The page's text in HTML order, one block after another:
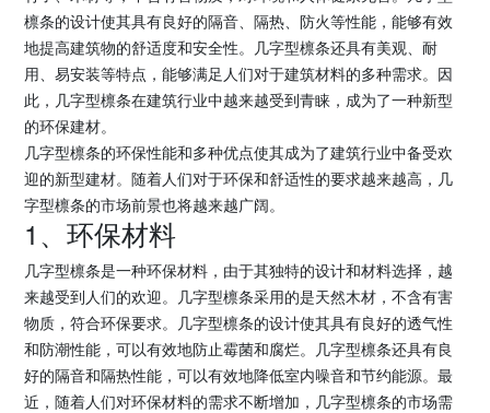
檩条的设计使其具有良好的隔音、隔热、防火等性能，能够有效
地提高建筑物的舒适度和安全性。几字型檩条还具有美观、耐
用、易安装等特点，能够满足人们对于建筑材料的多种需求。因
此，几字型檩条在建筑行业中越来越受到青睐，成为了一种新型
的环保建材。
几字型檩条的环保性能和多种优点使其成为了建筑行业中备受欢
迎的新型建材。随着人们对于环保和舒适性的要求越来越高，几
字型檩条的市场前景也将越来越广阔。
1、环保材料
几字型檩条是一种环保材料，由于其独特的设计和材料选择，越
来越受到人们的欢迎。几字型檩条采用的是天然木材，不含有害
物质，符合环保要求。几字型檩条的设计使其具有良好的透气性
和防潮性能，可以有效地防止霉菌和腐烂。几字型檩条还具有良
好的隔音和隔热性能，可以有效地降低室内噪音和节约能源。最
近，随着人们对环保材料的需求不断增加，几字型檩条的市场需